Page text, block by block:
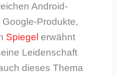
Android-
Produkte,
Spiegel erwähnt
Leidenschaft
dieses Thema